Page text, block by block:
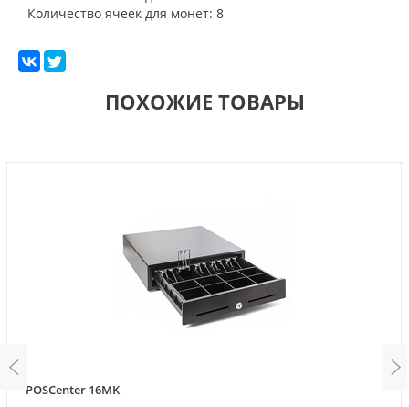
Количество ячеек для монет: 8
ПОХОЖИЕ ТОВАРЫ
POSCenter 16MK